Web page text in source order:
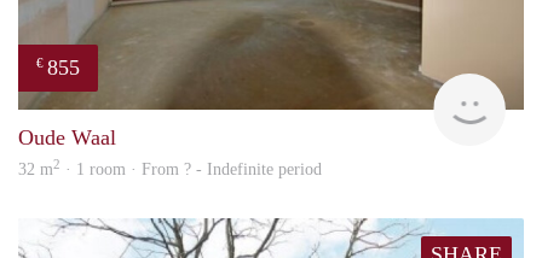
€ 855
Oude Waal
32 m2 · 1 room · From ? - Indefinite period